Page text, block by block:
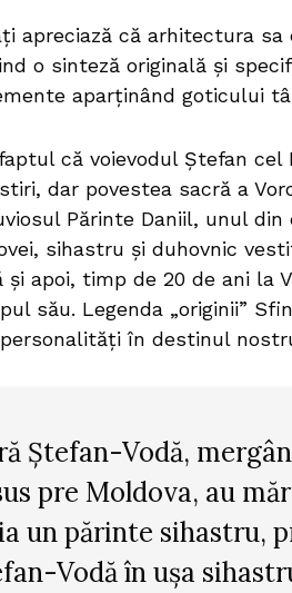
apreciază că arhitectura
o sinteză originală și
aparținând goticului
că voievodul Ștefan
dar povestea sacră a
Părinte Daniil, unul
sihastru și duhovnic
și apoi, timp de 20 de ani la
său. Legenda „originii”
în destinul
Ștefan-Vodă,
pre Moldova, au
un părinte sihastru,
Vodă în ușa